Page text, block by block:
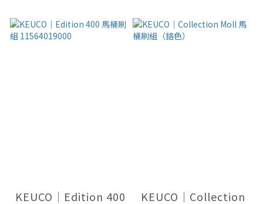
KEUCO｜Edition 400
KEUCO｜Collection